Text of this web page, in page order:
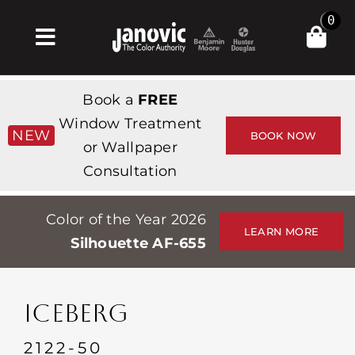
Toggle
Navigation
Products & Services
Магазин
Professionals
Stores
События
0
NEW
Book a FREE
Window Treatment
or Wallpaper
Consultation
BOOK NOW
Color of the Year 2026
Silhouette AF-655
LEARN MORE
ICEBERG
2122-50